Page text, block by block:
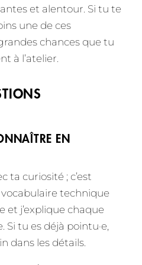
et alentour. Si tu te
une de ces
chances que tu
à l’atelier.
EN
ta curiosité ; c’est
technique
et j’explique chaque
tu es déjà pointu·e,
dans les détails.